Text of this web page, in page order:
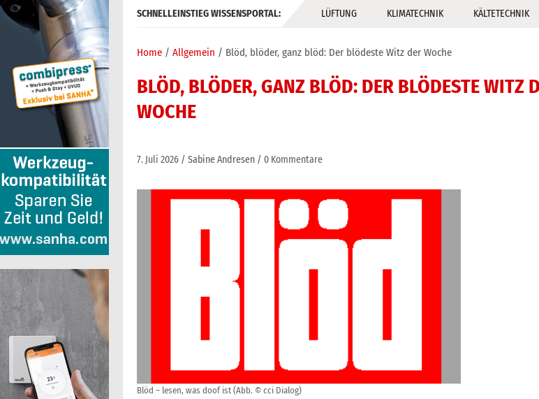
SCHNELLEINSTIEG WISSENSPORTAL: LÜFTUNG KLIMATECHNIK KÄLTETECHNIK
Home Allgemein Blöd, blöder, ganz blöd: Der blödeste Witz der Woche
BLÖD, BLÖDER, GANZ BLÖD: DER BLÖDESTE WITZ
WOCHE
7. Juli 2026 Sabine Andresen 0 Kommentare
Blöd – lesen, was doof ist (Abb. © cci Dialog)